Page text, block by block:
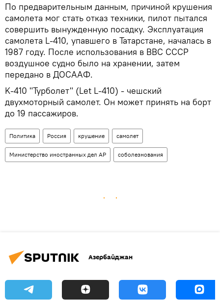
По предварительным данным, причиной крушения
самолета мог стать отказ техники, пилот пытался
совершить вынужденную посадку. Эксплуатация
самолета L-410, упавшего в Татарстане, началась в
1987 году. После использования в ВВС СССР
воздушное судно было на хранении, затем
передано в ДОСААФ.
K-410 "Турболет" (Let L-410) - чешский
двухмоторный самолет. Он может принять на борт
до 19 пассажиров.
Политика Россия крушение самолет
Министерство иностранных дел АР соболезнования
Азербайджан